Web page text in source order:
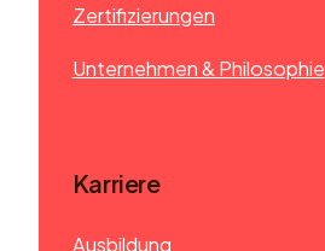
Zertifizierungen
Unternehmen & Philosophie
Karriere
Ausbildung